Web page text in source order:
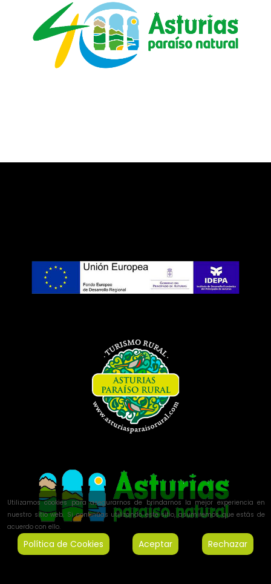
Utilizamos cookies para asegurarnos de brindarnos la mejor experiencia en
nuestro sitio web. Si continúas utilizando este sitio, asumiremos que estás de
acuerdo con ello.
Política de Cookies Aceptar Rechazar